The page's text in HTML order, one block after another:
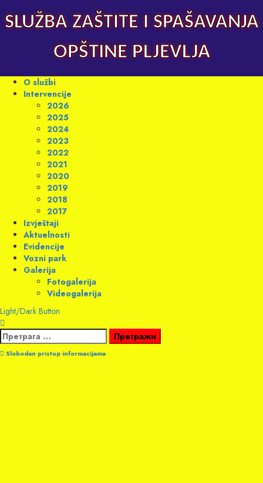
to
content
SLUŽBA ZAŠTITE I SPAŠAVANJA
OPŠTINE PLJEVLJA
Primary
Menu
O službi
Intervencije
2026
2025
2024
2023
2022
2021
2020
2019
2018
2017
Izvještaji
Aktuelnosti
Evidencije
Vozni park
Galerija
Fotogalerija
Videogalerija
Light/Dark Button
Претрага
за:
Slobodan pristup informacijama